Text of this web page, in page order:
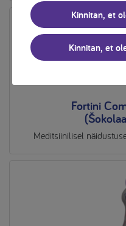
Fortini
Meditsiinilisel
Kinnitan, et
Kinnitan, et